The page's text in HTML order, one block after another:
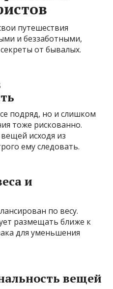
путешествия
и беззаботными,
от бывалых.
подряд, но и слишком
тоже рискованно.
исходя из
ему следовать.
и
по весу.
размещать ближе к
для уменьшения
вещей